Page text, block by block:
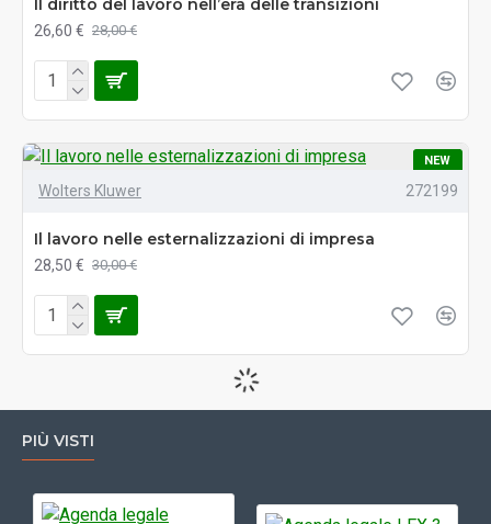
Il diritto del lavoro nell’era delle transizioni
26,60 € 28,00 €
NEW
Wolters Kluwer 272199
Il lavoro nelle esternalizzazioni di impresa
28,50 € 30,00 €
PIÙ VISTI